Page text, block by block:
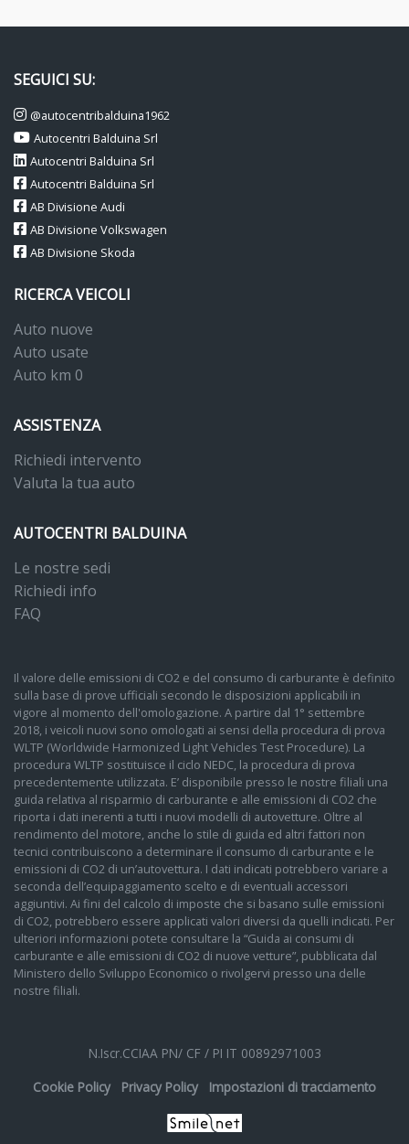
SEGUICI SU:
@autocentribalduina1962
Autocentri Balduina Srl
Autocentri Balduina Srl
Autocentri Balduina Srl
AB Divisione Audi
AB Divisione Volkswagen
AB Divisione Skoda
RICERCA VEICOLI
Auto nuove
Auto usate
Auto km 0
ASSISTENZA
Richiedi intervento
Valuta la tua auto
AUTOCENTRI BALDUINA
Le nostre sedi
Richiedi info
FAQ
Il valore delle emissioni di CO2 e del consumo di carburante è definito
sulla base di prove ufficiali secondo le disposizioni applicabili in
vigore al momento dell'omologazione. A partire dal 1° settembre
2018, i veicoli nuovi sono omologati ai sensi della procedura di prova
WLTP (Worldwide Harmonized Light Vehicles Test Procedure). La
procedura WLTP sostituisce il ciclo NEDC, la procedura di prova
precedentemente utilizzata. E’ disponibile presso le nostre filiali una
guida relativa al risparmio di carburante e alle emissioni di CO2 che
riporta i dati inerenti a tutti i nuovi modelli di autovetture. Oltre al
rendimento del motore, anche lo stile di guida ed altri fattori non
tecnici contribuiscono a determinare il consumo di carburante e le
emissioni di CO2 di un’autovettura. I dati indicati potrebbero variare a
seconda dell’equipaggiamento scelto e di eventuali accessori
aggiuntivi. Ai fini del calcolo di imposte che si basano sulle emissioni
di CO2, potrebbero essere applicati valori diversi da quelli indicati. Per
ulteriori informazioni potete consultare la “Guida ai consumi di
carburante e alle emissioni di CO2 di nuove vetture”, pubblicata dal
Ministero dello Sviluppo Economico o rivolgervi presso una delle
nostre filiali.
N.Iscr.CCIAA PN/ CF / PI IT 00892971003
Cookie Policy
Privacy Policy Impostazioni di tracciamento